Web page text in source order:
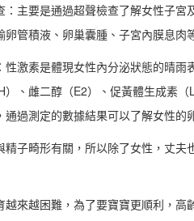
：主要是通過超聲檢查了解女性子
管積液、卵巢囊腫、子宮內膜息
性激素是體現女性內分泌狀態的晴
、雌二醇（E2）、促黃體生成素
過測定的數據結果可以了解女性的
精子畸形有關，所以除了女性，丈
越來越困難，為了要寶寶更順利，